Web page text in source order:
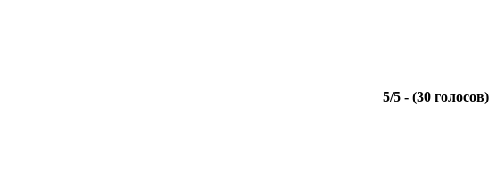
5/5 - (30 голосов)